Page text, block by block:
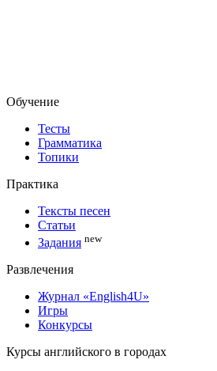
Обучение
Тесты
Грамматика
Топики
Практика
Тексты песен
Статьи
Задания new
Развлечения
Журнал «English4U»
Игры
Конкурсы
Курсы английского в городах